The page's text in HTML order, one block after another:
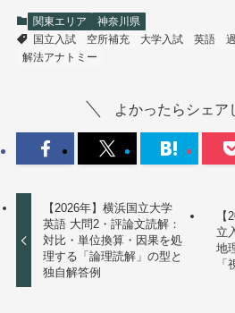
関東エリア
神奈川県
国立入試
空所補充 大学入試 英語
解法アナトミー
よかったらシェア
【2026年】横浜国立大学
英語 大問2・評論文読解：
対比・単位換算・因果を処
理する「論理読解」の型と
独自解答例
立
地